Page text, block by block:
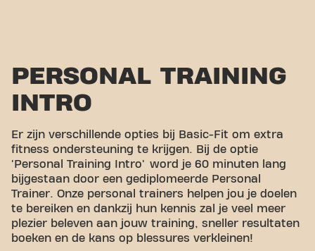
PERSONAL TRAINING
INTRO
Er zijn verschillende opties bij Basic-Fit om extra
fitness ondersteuning te krijgen. Bij de optie
'Personal Training Intro' word je 60 minuten lang
bijgestaan door een gediplomeerde Personal
Trainer. Onze personal trainers helpen jou je doelen
te bereiken en dankzij hun kennis zal je veel meer
plezier beleven aan jouw training, sneller resultaten
boeken en de kans op blessures verkleinen!